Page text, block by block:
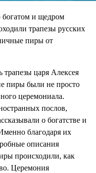
богатом и щедром
трапезы русских
пиры от
царя Алексея
пиры были не просто
церемониала.
послов,
о богатстве и
благодаря их
описания
происходили, как
Церемония